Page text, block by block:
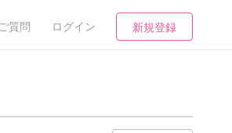
質問 ログイン 新規登録